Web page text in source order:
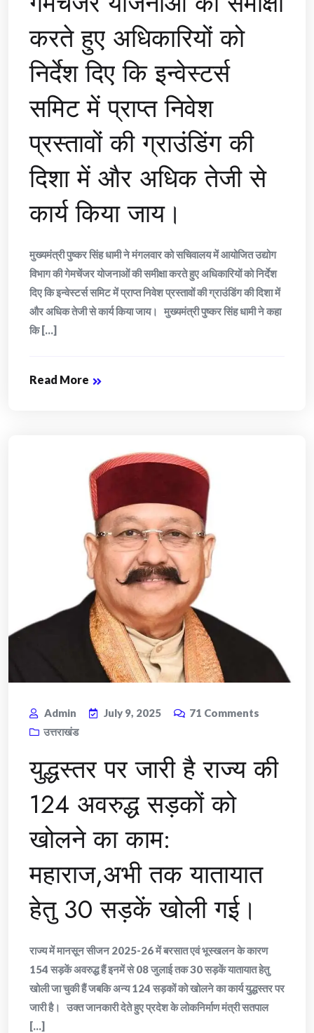
करते हुए अधिकारियों को
निर्देश दिए कि इन्वेस्टर्स
समिट में प्राप्त निवेश
प्रस्तावों की ग्राउंडिंग की
दिशा में और अधिक तेजी से
कार्य किया जाय।
मुख्यमंत्री पुष्कर सिंह धामी ने मंगलवार को सचिवालय में आयोजित उद्योग
विभाग की गेमचेंजर योजनाओं की समीक्षा करते हुए अधिकारियों को निर्देश
दिए कि इन्वेस्टर्स समिट में प्राप्त निवेश प्रस्तावों की ग्राउंडिंग की दिशा में
और अधिक तेजी से कार्य किया जाय। मुख्यमंत्री पुष्कर सिंह धामी ने कहा
कि [...]
Read More
Admin July 9, 2025 71 Comments
उत्तराखंड
युद्धस्तर पर जारी है राज्य की
124 अवरुद्ध सड़कों को
खोलने का काम:
महाराज,अभी तक यातायात
हेतु 30 सड़कें खोली गई।
राज्य में मानसून सीजन 2025-26 में बरसात एवं भूस्खलन के कारण
154 सड़कें अवरुद्ध हैं इनमें से 08 जुलाई तक 30 सड़कें यातायात हेतु
खोली जा चुकी हैं जबकि अन्य 124 सड़कों को खोलने का कार्य युद्धस्तर पर
जारी है। उक्त जानकारी देते हुए प्रदेश के लोकनिर्माण मंत्री सतपाल
[...]